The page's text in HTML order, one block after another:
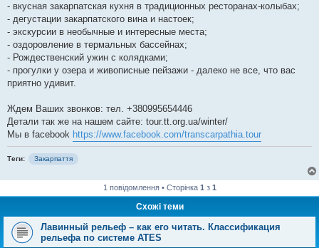
- вкусная закарпатская кухня в традиционных ресторанах-колыбах;
- дегустации закарпатского вина и настоек;
- экскурсии в необычные и интересные места;
- оздоровление в термальных бассейнах;
- Рождественский ужин с колядками;
- прогулки у озера и живописные пейзажи - далеко не все, что вас
приятно удивит.
Ждем Ваших звонков: тел. +380995654446
Детали так же на нашем сайте: tour.tt.org.ua/winter/
Мы в facebook https://www.facebook.com/transcarpathia.tour
Теги: Закарпаття
1 повідомлення • Сторінка 1 з 1
Схожі теми
Лавинный рельеф – как его читать. Классификация
рельефа по системе ATES